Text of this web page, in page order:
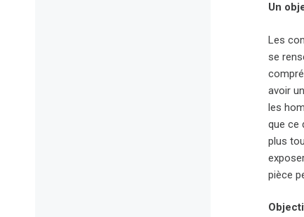
Un
Les
se
avoir
les
que ce
plus
pièce